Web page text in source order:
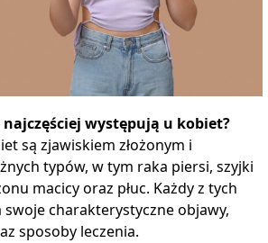
występują u kobiet?
są zjawiskiem złożonym i
typów, w tym raka piersi, szyjki
macicy oraz płuc. Każdy z tych
charakterystyczne objawy,
sposoby leczenia.